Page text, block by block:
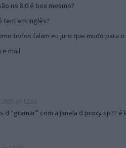
no 8.0 é boa mesmo?
tem em inglês?
todos falam eu juro que mudo para o
mail.
“gramar” com a janela d proxy sp??